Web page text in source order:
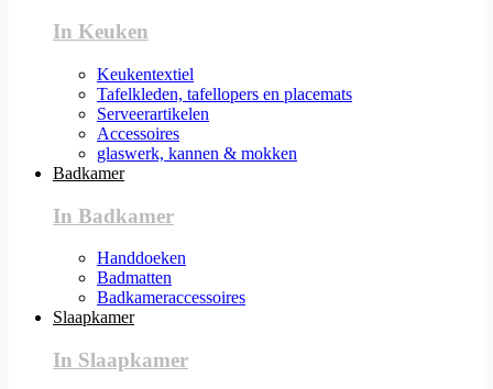
In Keuken
Keukentextiel
Tafelkleden, tafellopers en placemats
Serveerartikelen
Accessoires
glaswerk, kannen & mokken
Badkamer
In Badkamer
Handdoeken
Badmatten
Badkameraccessoires
Slaapkamer
In Slaapkamer